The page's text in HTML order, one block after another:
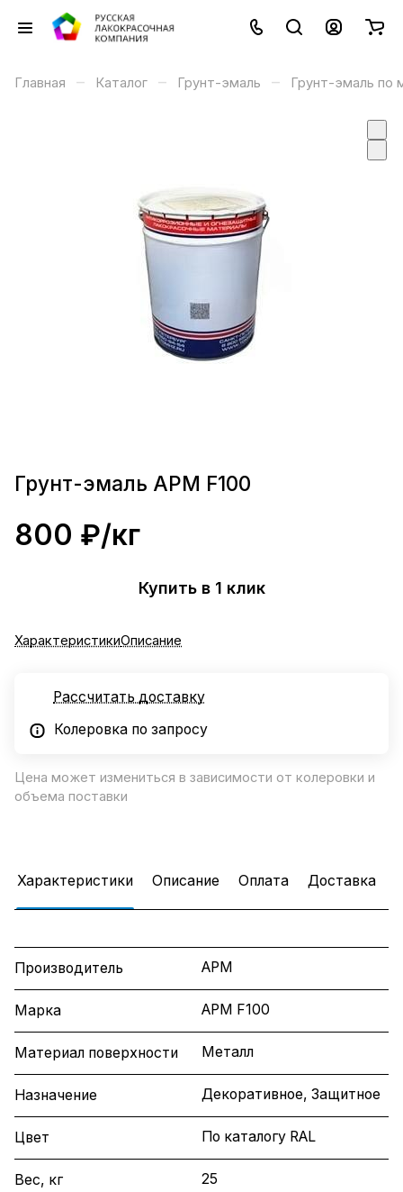
Главная – Каталог – Грунт-эмаль – Грунт-эмаль по
Грунт-эмаль АРМ F100
800 ₽/кг
Купить в 1 клик
ХарактеристикиОписание
Рассчитать доставку
Колеровка по запросу
Цена может измениться в зависимости от колеровки и
объема поставки
Характеристики Описание Оплата Доставка
Производитель АРМ
Марка АРМ F100
Материал поверхности Металл
Назначение Декоративное, Защитное
Цвет По каталогу RAL
Вес, кг 25